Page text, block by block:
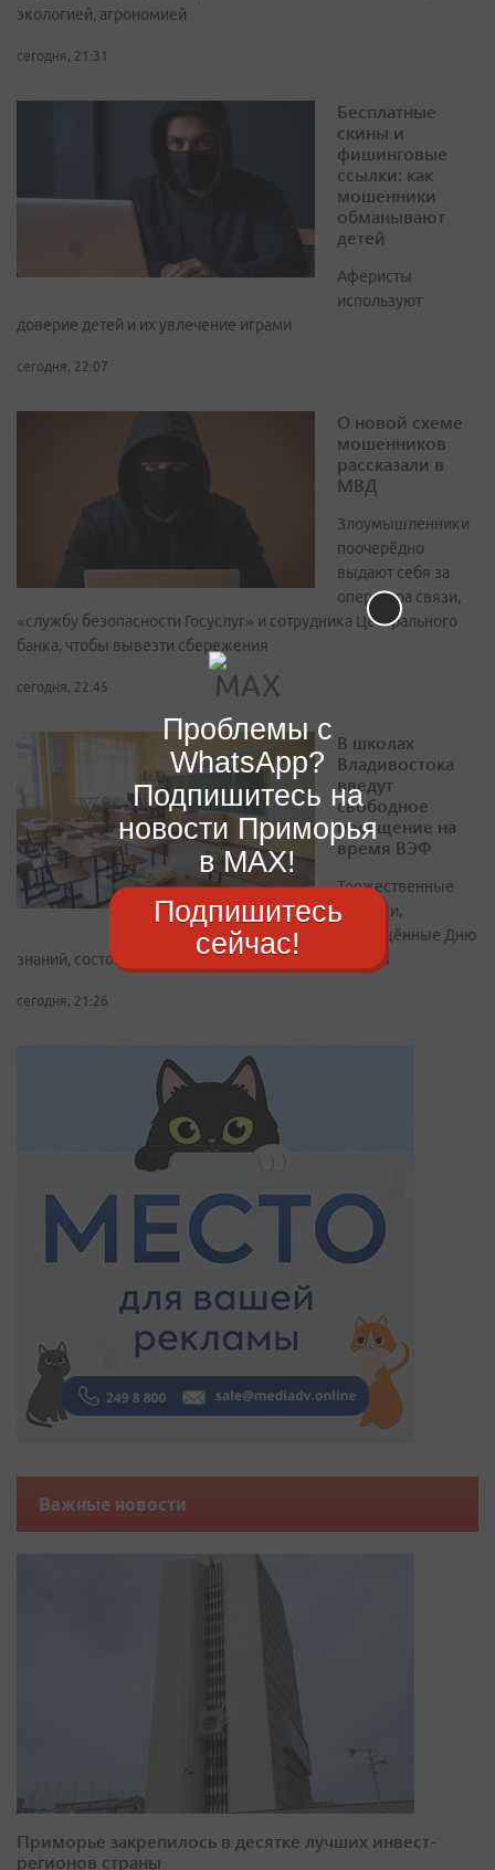
экологией, агрономией
сегодня, 21:31
Бесплатные
скины и
фишинговые
ссылки: как
мошенники
обманывают
детей
Аферисты
используют
доверие детей и их увлечение играми
сегодня, 22:07
О новой схеме
мошенников
рассказали в
МВД
Злоумышленники
поочерёдно
выдают себя за
оператора связи,
«службу безопасности Госуслуг» и сотрудника Центрального
банка, чтобы вывезти сбережения
сегодня, 22:45
В школах
Владивостока
введут
свободное
посещение на
время ВЭФ
Торжественные
линейки,
посвящённые Дню
знаний, состоятся 1 сентября для всех школьников
сегодня, 21:26
Важные новости
Приморье закрепилось в десятке лучших инвест-
регионов страны
Проблемы с
WhatsApp?
Подпишитесь на
новости Приморья
в MAX!
Подпишитесь
сейчас!